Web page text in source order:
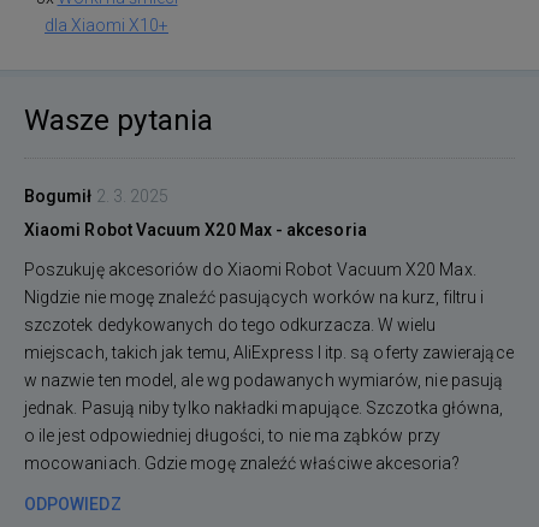
dla Xiaomi X10+
Wasze pytania
Bogumił 2. 3. 2025
Xiaomi Robot Vacuum X20 Max - akcesoria
Poszukuję akcesoriów do Xiaomi Robot Vacuum X20 Max.
Nigdzie nie mogę znaleźć pasujących worków na kurz, filtru i
szczotek dedykowanych do tego odkurzacza. W wielu
miejscach, takich jak temu, AliExpress I itp. są oferty zawierające
w nazwie ten model, ale wg podawanych wymiarów, nie pasują
jednak. Pasują niby tylko nakładki mapujące. Szczotka główna,
o ile jest odpowiedniej długości, to nie ma ząbków przy
mocowaniach. Gdzie mogę znaleźć właściwe akcesoria?
ODPOWIEDZ